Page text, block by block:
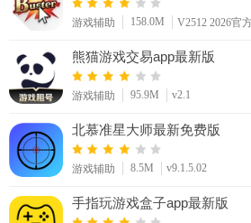
游戏辅助 158.0M V2512 2026官
熊猫游戏交易app最新版
游戏辅助 95.9M v2.1
北慕准星大师最新免费版
游戏辅助 8.5M v9.1.5.02
手指玩游戏盒子app最新版